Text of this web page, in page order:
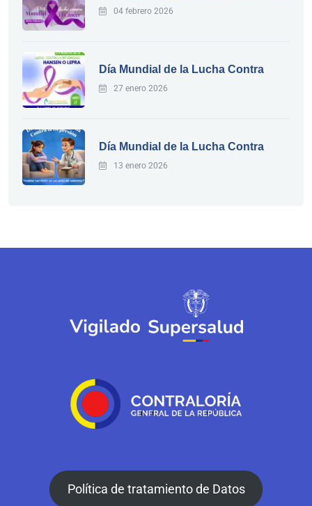
04 febrero 2026
Día Mundial de la Lucha Contra
27 enero 2026
Día Mundial de la Lucha Contra
13 enero 2026
Política de tratamiento de Datos